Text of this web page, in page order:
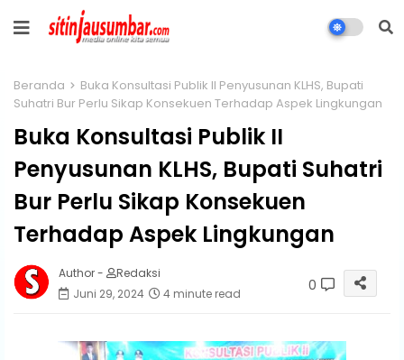
Beranda
Buka Konsultasi Publik II Penyusunan KLHS, Bupati
Suhatri Bur Perlu Sikap Konsekuen Terhadap Aspek Lingkungan
Buka Konsultasi Publik II
Penyusunan KLHS, Bupati Suhatri
Bur Perlu Sikap Konsekuen
Terhadap Aspek Lingkungan
Author -
Redaksi
Juni 29, 2024
4 minute read 0